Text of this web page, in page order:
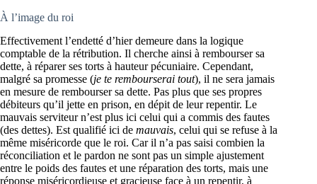
À l’image du roi
Effectivement l’endetté d’hier demeure dans la logique
comptable de la rétribution. Il cherche ainsi à rembourser sa
dette, à réparer ses torts à hauteur pécuniaire. Cependant,
malgré sa promesse (je te rembourserai tout), il ne sera jamais
en mesure de rembourser sa dette. Pas plus que ses propres
débiteurs qu’il jette en prison, en dépit de leur repentir. Le
mauvais serviteur n’est plus ici celui qui a commis des fautes
(des dettes). Est qualifié ici de mauvais, celui qui se refuse à la
même miséricorde que le roi. Car il n’a pas saisi combien la
réconciliation et le pardon ne sont pas un simple ajustement
entre le poids des fautes et une réparation des torts, mais une
réponse miséricordieuse et gracieuse face à un repentir, à